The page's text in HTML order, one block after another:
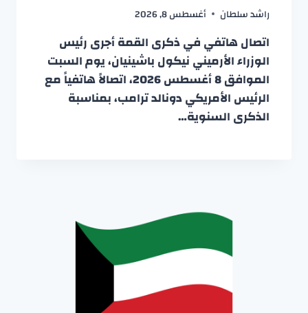
راشد سلطان أغسطس 8, 2026
اتصال هاتفي في ذكرى القمة أجرى رئيس
الوزراء الأرميني نيكول باشينيان، يوم السبت
الموافق 8 أغسطس 2026، اتصالاً هاتفياً مع
الرئيس الأمريكي دونالد ترامب، بمناسبة
الذكرى السنوية…